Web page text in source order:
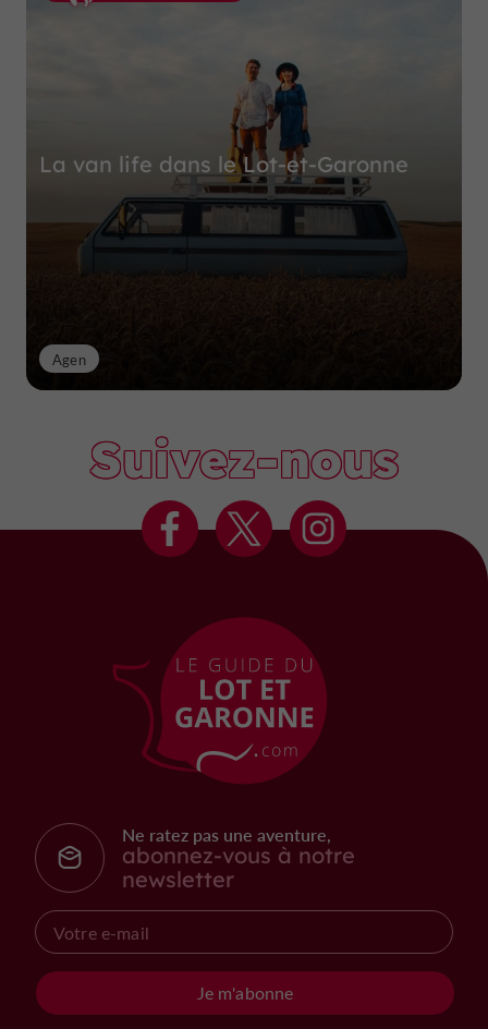
La van life dans le Lot-et-Garonne
Agen
Suivez-nous
Ne ratez pas une aventure,
abonnez-vous à notre
newsletter
Je m'abonne